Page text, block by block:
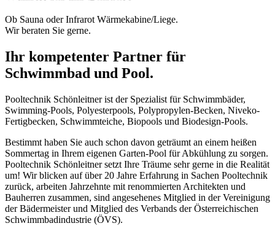
Ob Sauna oder Infrarot Wärmekabine/Liege.
Wir beraten Sie gerne.
Ihr kompetenter Partner für
Schwimmbad und Pool.
Pooltechnik Schönleitner ist der Spezialist für Schwimmbäder,
Swimming-Pools, Polyesterpools, Polypropylen-Becken, Niveko-
Fertigbecken, Schwimmteiche, Biopools und Biodesign-Pools.
Bestimmt haben Sie auch schon davon geträumt an einem heißen
Sommertag in Ihrem eigenen Garten-Pool für Abkühlung zu sorgen.
Pooltechnik Schönleitner setzt Ihre Träume sehr gerne in die Realität
um! Wir blicken auf über 20 Jahre Erfahrung in Sachen Pooltechnik
zurück, arbeiten Jahrzehnte mit renommierten Architekten und
Bauherren zusammen, sind angesehenes Mitglied in der Vereinigung
der Bädermeister und Mitglied des Verbands der Österreichischen
Schwimmbadindustrie (ÖVS).